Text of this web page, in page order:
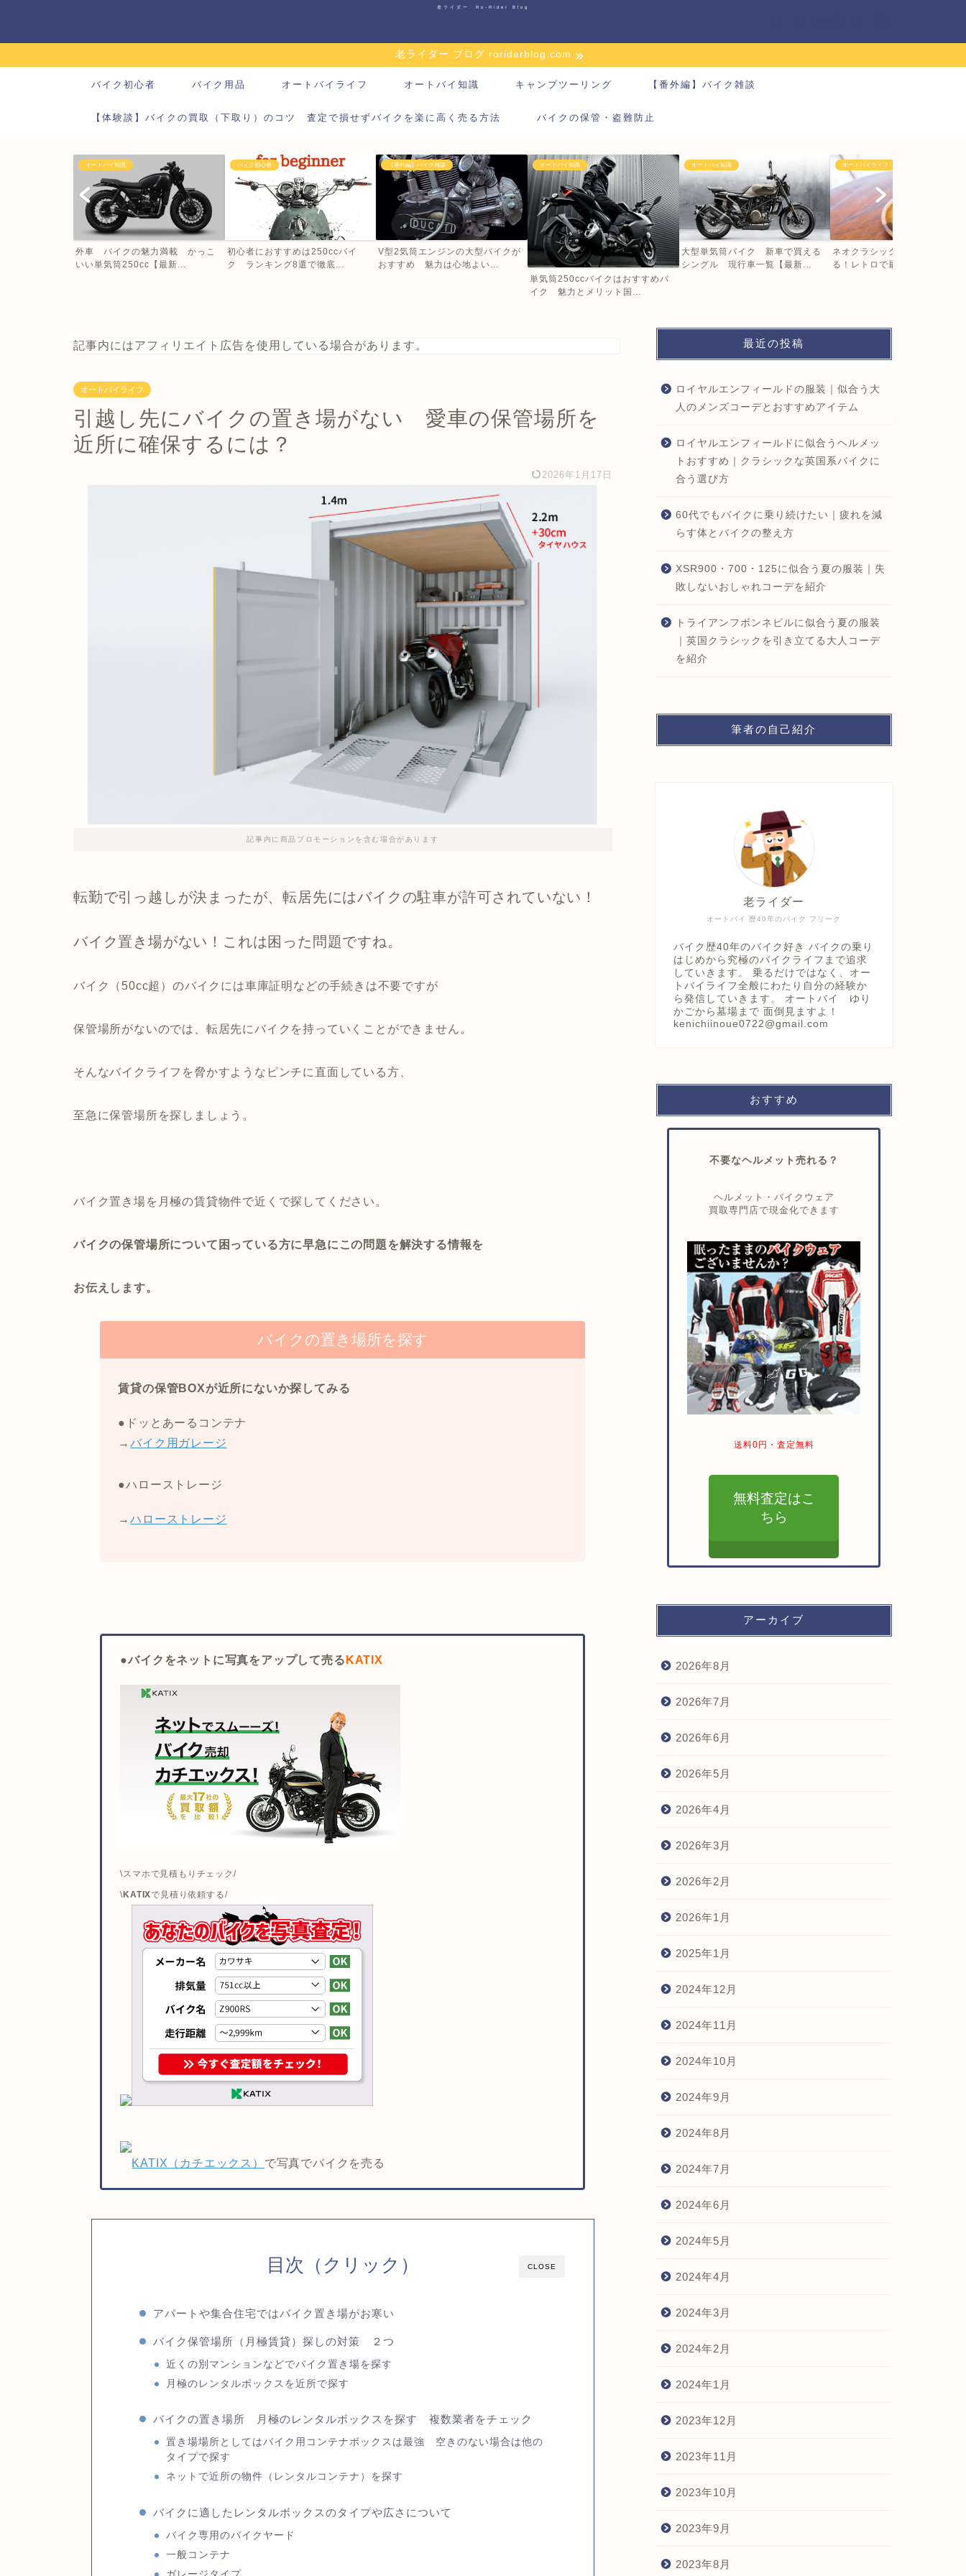
老ライダー Ro-Rider Blog
老ライダー ブログ roriderblog.com
バイク初心者 バイク用品 オートバイライフ オートバイ知識 キャンプツーリング 【番外編】バイク雑談
【体験談】バイクの買取（下取り）のコツ 査定で損せずバイクを楽に高く売る方法 バイクの保管・盗難防止
オートバイ知識
外車 バイクの魅力満載 かっこ
いい単気筒250cc【最新...
バイク初心者
初心者におすすめは250ccバイ
ク ランキング8選で徹底...
【番外編】バイク雑談
V型2気筒エンジンの大型バイクが
おすすめ 魅力は心地よい...
オートバイ知識
単気筒250ccバイクはおすすめバ
イク 魅力とメリット国...
オートバイ知識
大型単気筒バイク 新車で買える
シングル 現行車一覧【最新...
オートバイライフ
ネオクラシックバイクの大型に
る！レトロで最新 乗るだけ...
記事内にはアフィリエイト広告を使用している場合があります。
オートバイライフ
引越し先にバイクの置き場がない 愛車の保管場所を
近所に確保するには？
2026年1月17日
記事内に商品プロモーションを含む場合があります
転勤で引っ越しが決まったが、転居先にはバイクの駐車が許可されていない！
バイク置き場がない！これは困った問題ですね。
バイク（50cc超）のバイクには車庫証明などの手続きは不要ですが
保管場所がないのでは、転居先にバイクを持っていくことができません。
そんなバイクライフを脅かすようなピンチに直面している方、
至急に保管場所を探しましょう。
バイク置き場を月極の賃貸物件で近くで探してください。
バイクの保管場所について困っている方に早急にこの問題を解決する情報を
お伝えします。
バイクの置き場所を探す
賃貸の保管BOXが近所にないか探してみる
●ドッとあーるコンテナ
→バイク用ガレージ
●ハローストレージ
→ハローストレージ
●バイクをネットに写真をアップして売る KATIX
\スマホで見積もりチェック/
\KATIXで見積り依頼する/
KATIX（カチエックス） で写真でバイクを売る
CLOSE
目次（クリック）
アパートや集合住宅ではバイク置き場がお寒い
バイク保管場所（月極賃貸）探しの対策 ２つ
近くの別マンションなどでバイク置き場を探す
月極のレンタルボックスを近所で探す
バイクの置き場所 月極のレンタルボックスを探す 複数業者をチェック
置き場場所としてはバイク用コンテナボックスは最強 空きのない場合は他の
タイプで探す
ネットで近所の物件（レンタルコンテナ）を探す
バイクに適したレンタルボックスのタイプや広さについて
バイク専用のバイクヤード
一般コンテナ
最近の投稿
ロイヤルエンフィールドの服装｜似合う大
人のメンズコーデとおすすめアイテム
ロイヤルエンフィールドに似合うヘルメッ
トおすすめ｜クラシックな英国系バイクに
合う選び方
60代でもバイクに乗り続けたい｜疲れを減
らす体とバイクの整え方
XSR900・700・125に似合う夏の服装｜失
敗しないおしゃれコーデを紹介
トライアンフボンネビルに似合う夏の服装
｜英国クラシックを引き立てる大人コーデ
を紹介
筆者の自己紹介
オートバイ 歴40年のバイク フリーク
老ライダー
バイク歴40年のバイク好き バイクの乗り
はじめから究極のバイクライフまで追求
していきます。 乗るだけではなく、オー
トバイライフ全般にわたり自分の経験か
ら発信していきます。 オートバイ ゆり
かごから墓場まで 面倒見ますよ！
kenichiinoue0722@gmail.com
おすすめ
不要なヘルメット売れる？
ヘルメット・バイクウェア
買取専門店で現金化できます
送料0円・査定無料
無料査定はこ
ちら
アーカイブ
2026年8月
2026年7月
2026年6月
2026年5月
2026年4月
2026年3月
2026年2月
2026年1月
2025年1月
2024年12月
2024年11月
2024年10月
2024年9月
2024年8月
2024年7月
2024年6月
2024年5月
2024年4月
2024年3月
2024年2月
2024年1月
2023年12月
2023年11月
2023年10月
2023年9月
2023年8月